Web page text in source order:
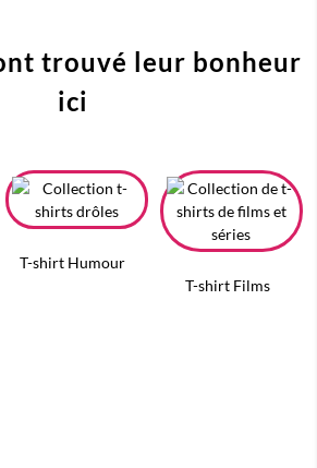
trouvé leur bonheur
ici
T-shirt Humour
T-shirt Films